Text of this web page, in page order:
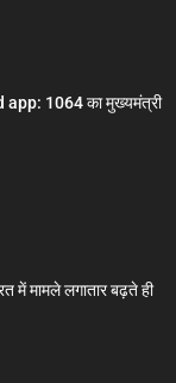
1064 का मुख्यमंत्री
मामले लगातार बढ़ते ही